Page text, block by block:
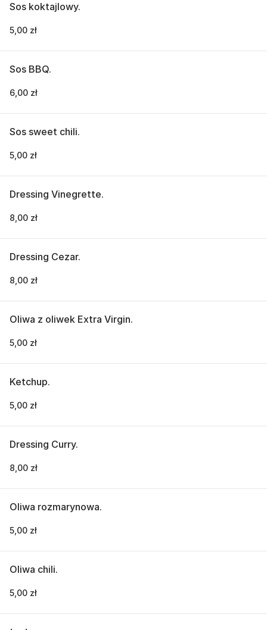
Sos koktajlowy.
5,00 zł
Sos BBQ.
6,00 zł
Sos sweet chili.
5,00 zł
Dressing Vinegrette.
8,00 zł
Dressing Cezar.
8,00 zł
Oliwa z oliwek Extra Virgin.
5,00 zł
Ketchup.
5,00 zł
Dressing Curry.
8,00 zł
Oliwa rozmarynowa.
5,00 zł
Oliwa chili.
5,00 zł